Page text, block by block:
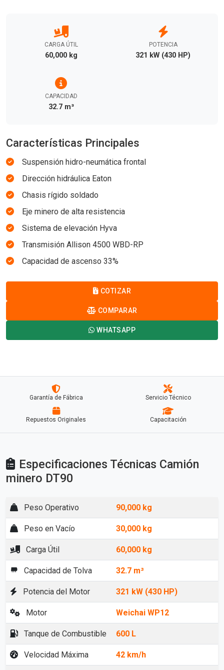
CARGA ÚTIL
60,000 kg
POTENCIA
321 kW (430 HP)
CAPACIDAD
32.7 m³
Características Principales
Suspensión hidro-neumática frontal
Dirección hidráulica Eaton
Chasis rígido soldado
Eje minero de alta resistencia
Sistema de elevación Hyva
Transmisión Allison 4500 WBD-RP
Capacidad de ascenso 33%
COTIZAR
COMPARAR
WHATSAPP
Garantía de Fábrica Servicio Técnico
Repuestos Originales Capacitación
Especificaciones Técnicas Camión
minero DT90
Peso Operativo 90,000 kg
Peso en Vacío 30,000 kg
Carga Útil 60,000 kg
Capacidad de Tolva 32.7 m³
Potencia del Motor 321 kW (430 HP)
Motor Weichai WP12
Tanque de Combustible 600 L
Velocidad Máxima 42 km/h